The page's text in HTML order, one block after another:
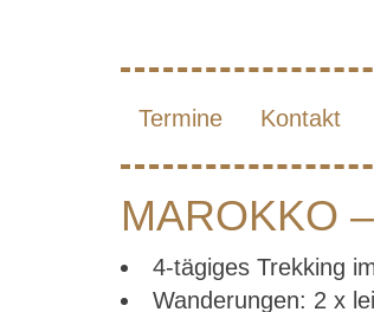
Termine Kontakt
MAROKKO
4-tägiges Trekking
Wanderungen: 2 x